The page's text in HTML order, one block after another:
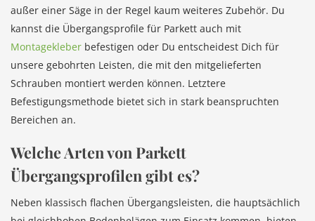
außer einer Säge in der Regel kaum weiteres Zubehör. Du
kannst die Übergangsprofile für Parkett auch mit
Montagekleber befestigen oder Du entscheidest Dich für
unsere gebohrten Leisten, die mit den mitgelieferten
Schrauben montiert werden können. Letztere
Befestigungsmethode bietet sich in stark beanspruchten
Bereichen an.
Welche Arten von Parkett
Übergangsprofilen gibt es?
Neben klassisch flachen Übergangsleisten, die hauptsächlich